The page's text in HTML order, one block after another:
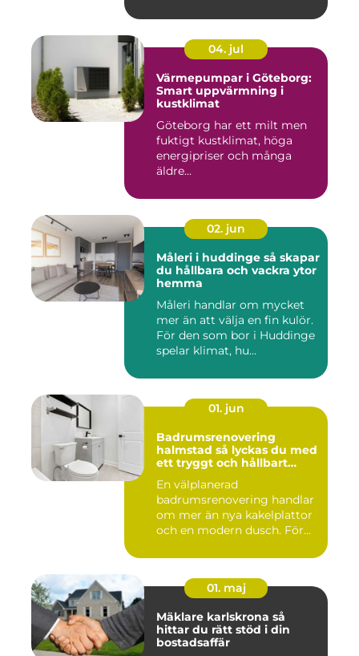
04. jul
Värmepumpar i Göteborg:
Smart uppvärmning i
kustklimat
Göteborg har ett milt men
fuktigt kustklimat, höga
energipriser och många
äldre...
02. jun
Måleri i huddinge så skapar
du hållbara och vackra ytor
hemma
Måleri handlar om mycket
mer än att välja en fin kulör.
För den som bor i Huddinge
spelar klimat, hu...
01. jun
Badrumsrenovering
halmstad så lyckas du med
ett tryggt och hållbart
En välplanerad
badrumsrenovering handlar
om mer än nya kakelplattor
och en modern dusch. För
01. maj
Mäklare karlskrona så
hittar du rätt stöd i din
bostadsaffär